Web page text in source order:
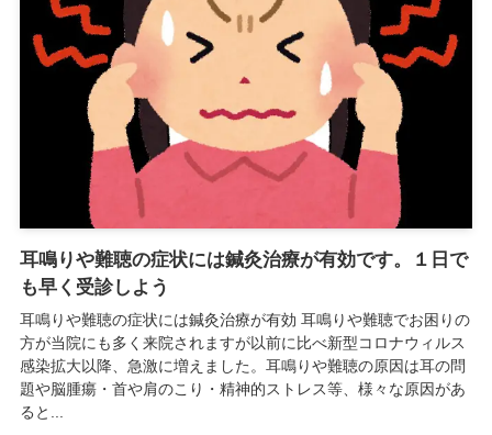
耳鳴りや難聴の症状には鍼灸治療が有効です。１日で
も早く受診しよう
耳鳴りや難聴の症状には鍼灸治療が有効 耳鳴りや難聴でお困りの
方が当院にも多く来院されますが以前に比べ新型コロナウィルス
感染拡大以降、急激に増えました。耳鳴りや難聴の原因は耳の問
題や脳腫瘍・首や肩のこり・精神的ストレス等、様々な原因があ
ると...